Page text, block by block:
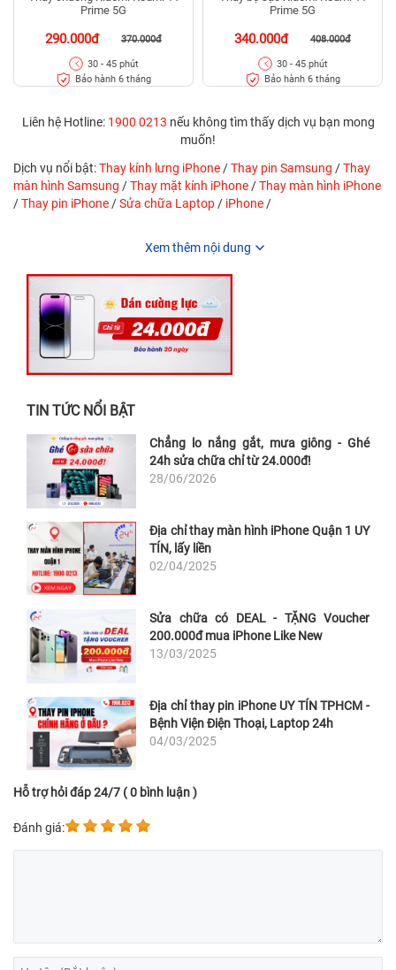
Prime 5G
290.000đ 370.000đ
30 - 45 phút
Bảo hành 6 tháng
Prime 5G
340.000đ 408.000đ
30 - 45 phút
Bảo hành 6 tháng
Liên hệ Hotline: 1900 0213 nếu không tìm thấy dịch vụ bạn mong
muốn!
Dịch vụ nổi bật:Thay kính lưng iPhone /Thay pin Samsung /Thay
màn hình Samsung /Thay mặt kính iPhone /Thay màn hình iPhone
/Thay pin iPhone /Sửa chữa Laptop / iPhone /
Xem thêm nội dung
TIN TỨC NỔI BẬT
Chẳng lo nắng gắt, mưa giông - Ghé
24h sửa chữa chỉ từ 24.000đ!
28/06/2026
Địa chỉ thay màn hình iPhone Quận 1 UY
TÍN, lấy liền
02/04/2025
Sửa chữa có DEAL - TẶNG Voucher
200.000đ mua iPhone Like New
13/03/2025
Địa chỉ thay pin iPhone UY TÍN TPHCM -
Bệnh Viện Điện Thoại, Laptop 24h
04/03/2025
Hỗ trợ hỏi đáp 24/7 ( 0 bình luận )
Đánh giá: